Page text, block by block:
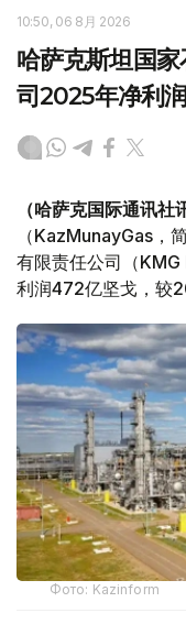
10:50, 06 8月 2026
哈萨克斯坦国
司2025年净利
（哈萨克国际通讯社
（KazMunayGas，
有限责任公司（
利润472亿坚戈，较
Фото: Kazinform